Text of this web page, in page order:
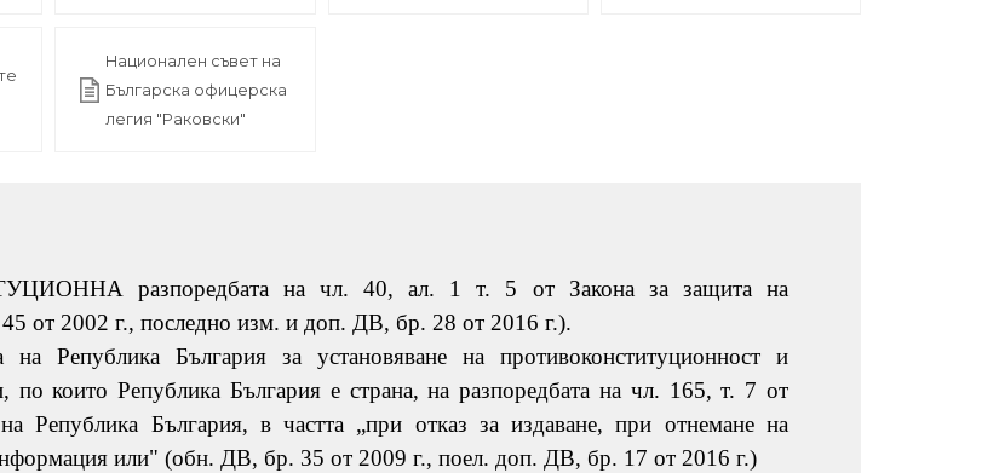
Национален съвет на
Българска офицерска
легия "Раковски"
разпоредбата на чл. 40, ал. 1 т. 5 от Закона за защита на
от 2002 г., последно изм. и доп. ДВ, бр. 28 от 2016 г.).
на Република България за установяване на противоконституционност и
по които Република България е страна, на разпоредбата на чл. 165, т. 7 от
Република България, в частта „при отказ за издаване, при отнемане на
или" (обн. ДВ, бр. 35 от 2009 г., поел. доп. ДВ, бр. 17 от 2016 г.)